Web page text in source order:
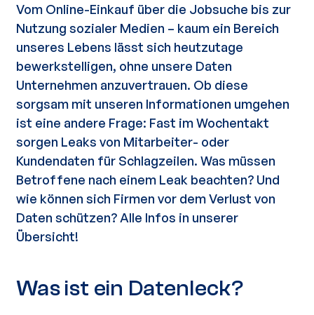
Vom Online-Einkauf über die Jobsuche bis zur
Nutzung sozialer Medien – kaum ein Bereich
unseres Lebens lässt sich heutzutage
bewerkstelligen, ohne unsere Daten
Unternehmen anzuvertrauen. Ob diese
sorgsam mit unseren Informationen umgehen
ist eine andere Frage: Fast im Wochentakt
sorgen Leaks von Mitarbeiter- oder
Kundendaten für Schlagzeilen. Was müssen
Betroffene nach einem Leak beachten? Und
wie können sich Firmen vor dem Verlust von
Daten schützen? Alle Infos in unserer
Übersicht!
Was ist ein Datenleck?